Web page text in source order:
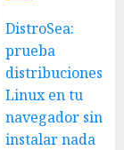
DistroSea:
prueba
distribuciones
Linux en tu
navegador sin
instalar nada